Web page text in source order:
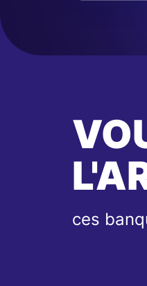
ces